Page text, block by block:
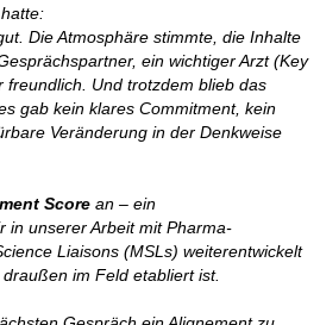
Die Atmosphäre stimmte, die Inhalte
ein wichtiger Arzt (Key
freundlich. Und trotzdem blieb das
gab kein klares Commitment, kein
Veränderung in der Denkweise
Score an – ein
in unserer Arbeit mit Pharma-
Liaisons (MSLs) weiterentwickelt
im Feld etabliert ist.